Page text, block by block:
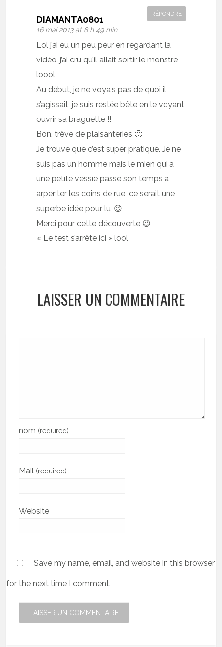
DIAMANTA0801
16 mai 2013 at 8 h 49 min
RÉPONDRE
Lol j’ai eu un peu peur en regardant la
vidéo, j’ai cru qu’il allait sortir le monstre
loool
Au début, je ne voyais pas de quoi il
s’agissait, je suis restée bête en le voyant
ouvrir sa braguette !!
Bon, trêve de plaisanteries 🙂
Je trouve que c’est super pratique. Je ne
suis pas un homme mais le mien qui a
une petite vessie passe son temps à
arpenter les coins de rue, ce serait une
superbe idée pour lui 😉
Merci pour cette découverte 😉
« Le test s’arrête ici » lool
LAISSER UN COMMENTAIRE
nom (required)
Mail (required)
Website
Save my name, email, and website in this browser
for the next time I comment.